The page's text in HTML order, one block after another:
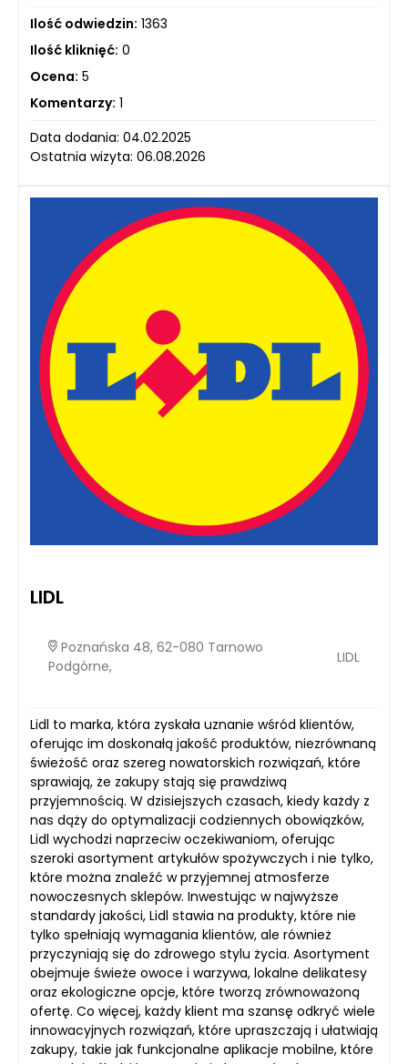
Ilość odwiedzin: 1363
Ilość kliknięć: 0
Ocena: 5
Komentarzy: 1
Data dodania: 04.02.2025
Ostatnia wizyta: 06.08.2026
LIDL
Poznańska 48, 62-080 Tarnowo
Podgórne,
LIDL
Lidl to marka, która zyskała uznanie wśród klientów,
oferując im doskonałą jakość produktów, niezrównaną
świeżość oraz szereg nowatorskich rozwiązań, które
sprawiają, że zakupy stają się prawdziwą
przyjemnością. W dzisiejszych czasach, kiedy każdy z
nas dąży do optymalizacji codziennych obowiązków,
Lidl wychodzi naprzeciw oczekiwaniom, oferując
szeroki asortyment artykułów spożywczych i nie tylko,
które można znaleźć w przyjemnej atmosferze
nowoczesnych sklepów. Inwestując w najwyższe
standardy jakości, Lidl stawia na produkty, które nie
tylko spełniają wymagania klientów, ale również
przyczyniają się do zdrowego stylu życia. Asortyment
obejmuje świeże owoce i warzywa, lokalne delikatesy
oraz ekologiczne opcje, które tworzą zrównoważoną
ofertę. Co więcej, każdy klient ma szansę odkryć wiele
innowacyjnych rozwiązań, które upraszczają i ułatwiają
zakupy, takie jak funkcjonalne aplikacje mobilne, które